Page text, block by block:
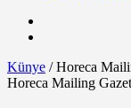
Künye / Horeca
Horeca Mailing